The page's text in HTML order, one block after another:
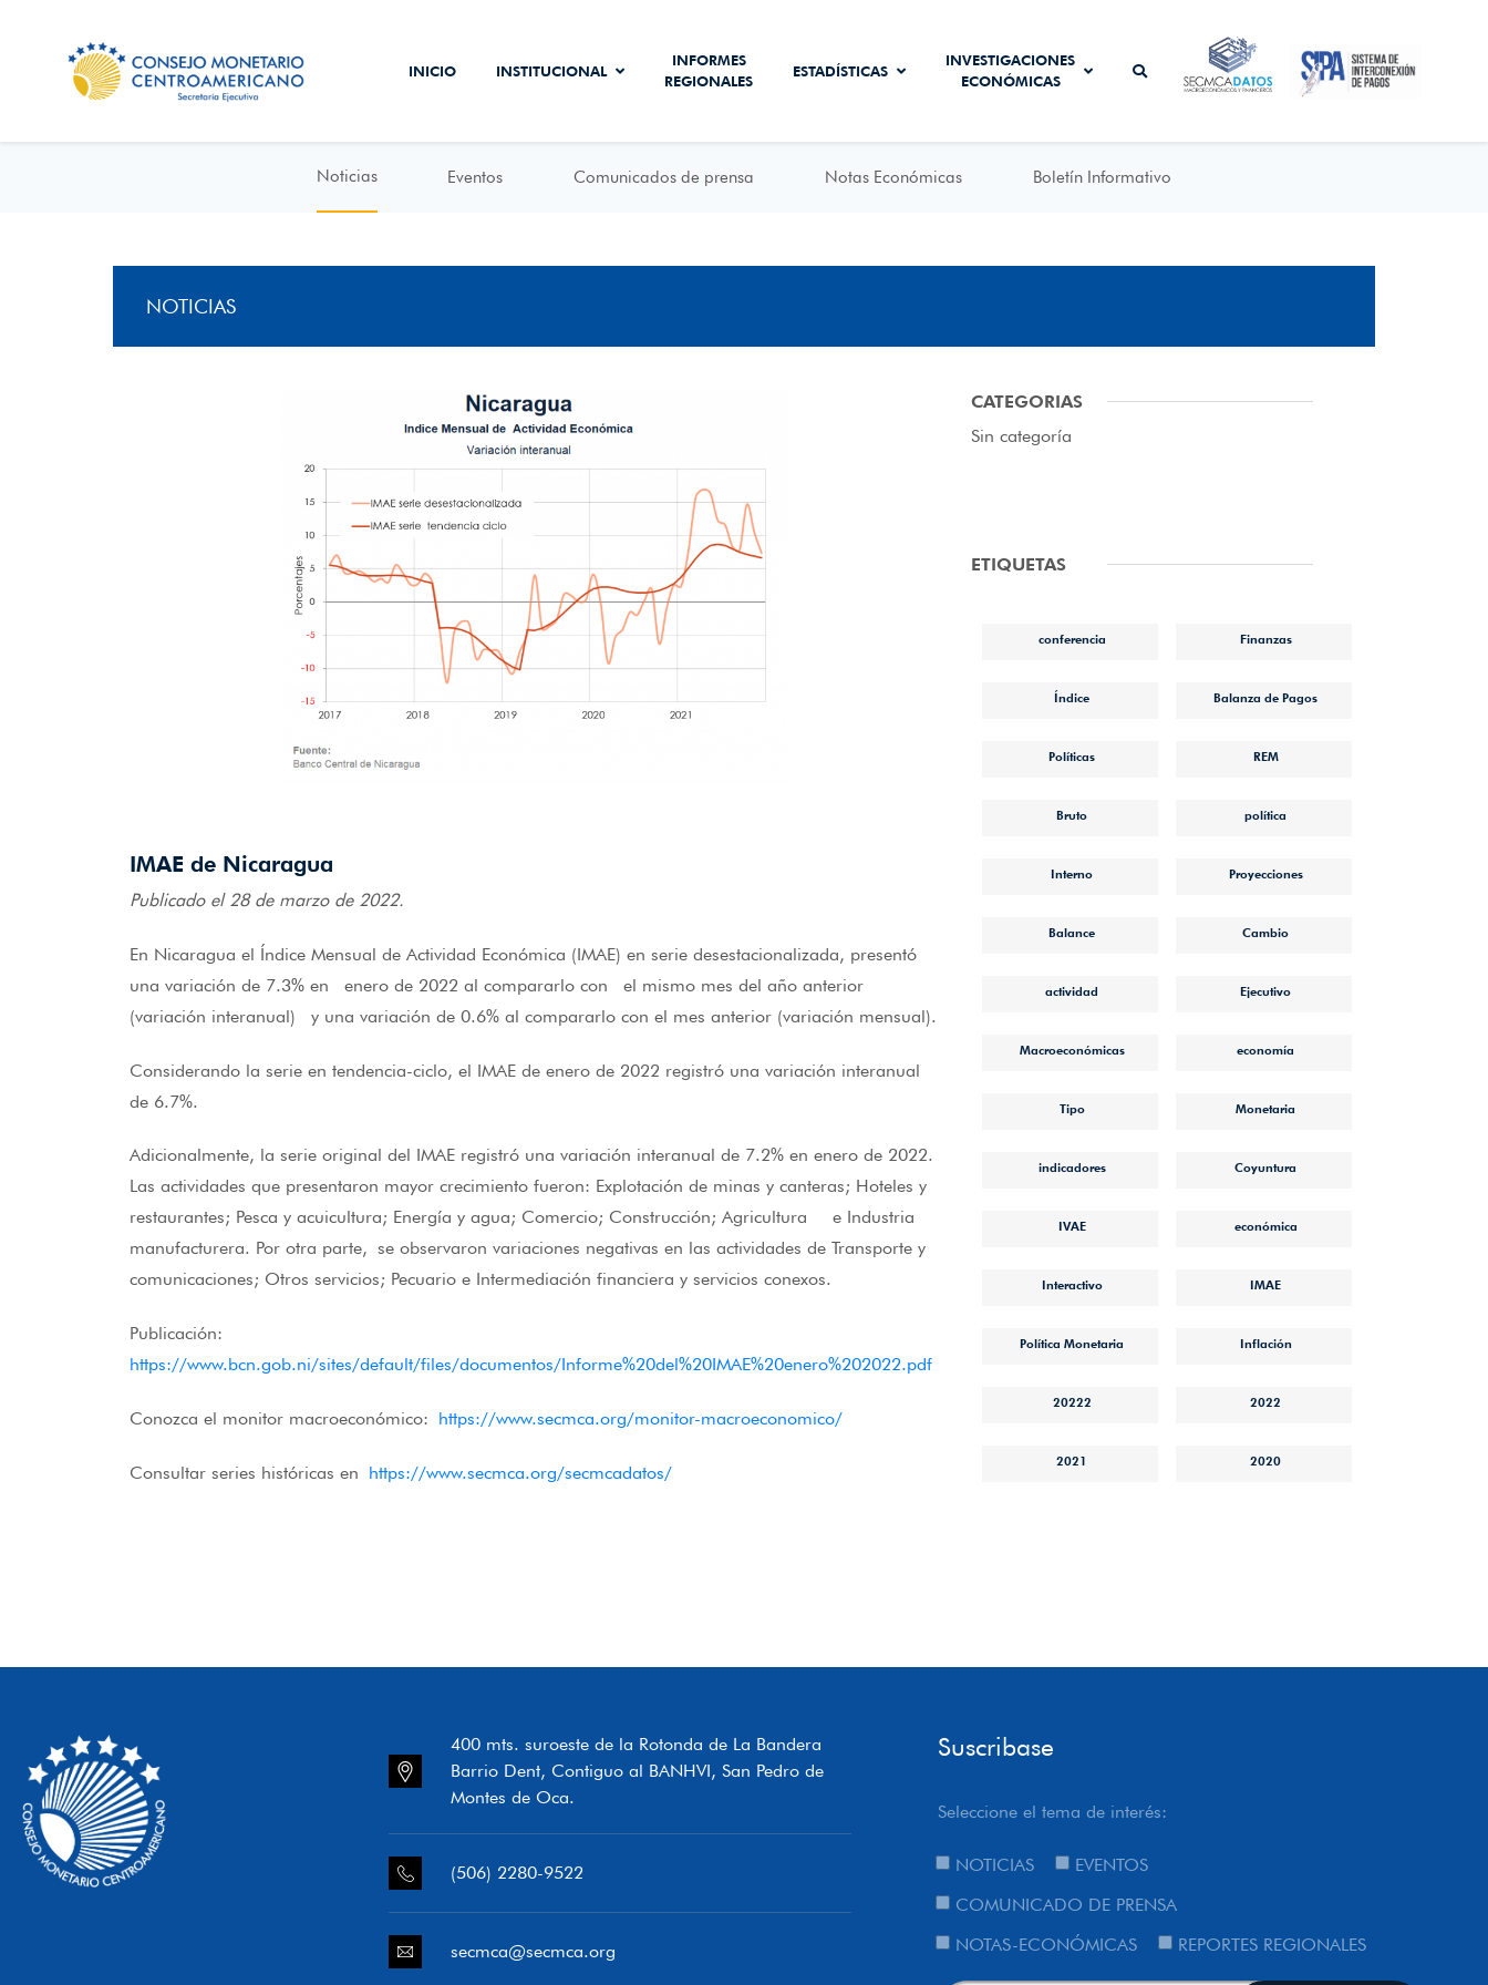
INICIO INSTITUCIONAL
INFORMES
REGIONALES
ESTADÍSTICAS
INVESTIGACIONES
ECONÓMICAS
SECMCA
DATOS
SISTEMA DE
INTERCONEXIÓN
DE PAGOS
Noticias Eventos Comunicados de prensa Notas Económicas Boletín Informativo
NOTICIAS
IMAE de Nicaragua
Publicado el 28 de marzo de 2022.
En Nicaragua el Índice Mensual de Actividad Económica (IMAE) en serie desestacionalizada, presentó
una variación de 7.3% en enero de 2022 al compararlo con el mismo mes del año anterior
(variación interanual) y una variación de 0.6% al compararlo con el mes anterior (variación mensual).
Considerando la serie en tendencia-ciclo, el IMAE de enero de 2022 registró una variación interanual
de 6.7%.
Adicionalmente, la serie original del IMAE registró una variación interanual de 7.2% en enero de 2022.
Las actividades que presentaron mayor crecimiento fueron: Explotación de minas y canteras; Hoteles y
restaurantes; Pesca y acuicultura; Energía y agua; Comercio; Construcción; Agricultura e Industria
manufacturera. Por otra parte, se observaron variaciones negativas en las actividades de Transporte y
comunicaciones; Otros servicios; Pecuario e Intermediación financiera y servicios conexos.
Publicación:
https://www.bcn.gob.ni/sites/default/files/documentos/Informe%20del%20IMAE%20enero%202022.pdf
Conozca el monitor macroeconómico: https://www.secmca.org/monitor-macroeconomico/
Consultar series históricas en https://www.secmca.org/secmcadatos/
CATEGORIAS
Sin categoría
ETIQUETAS
conferencia Finanzas
Índice Balanza de Pagos
Políticas REM
Bruto política
Interno Proyecciones
Balance Cambio
actividad Ejecutivo
Macroeconómicas economía
Tipo Monetaria
indicadores Coyuntura
IVAE económica
Interactivo IMAE
Política Monetaria Inflación
20222 2022
2021 2020
400 mts. suroeste de la Rotonda de La Bandera
Barrio Dent, Contiguo al BANHVI, San Pedro de
Montes de Oca.
(506) 2280-9522
secmca@secmca.org
Suscribase
Seleccione el tema de interés:
NOTICIAS
EVENTOS
COMUNICADO DE PRENSA
NOTAS-ECONÓMICAS
REPORTES REGIONALES